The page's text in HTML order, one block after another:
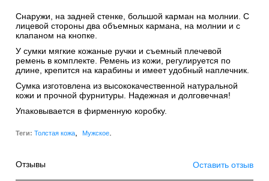
Снаружи, на задней стенке, большой карман на молнии. С
лицевой стороны два объемных кармана, на молнии и с
клапаном на кнопке.
У сумки мягкие кожаные ручки и съемный плечевой
ремень в комплекте. Ремень из кожи, регулируется по
длине, крепится на карабины и имеет удобный наплечник.
Сумка изготовлена из высококачественной натуральной
кожи и прочной фурнитуры. Надежная и долговечная!
Упаковывается в фирменную коробку.
Теги: Толстая кожа Мужское.
Отзывы Оставить отзыв